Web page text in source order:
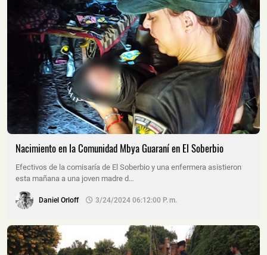
Nacimiento en la Comunidad Mbya Guaraní en El Soberbio
Efectivos de la comisaría de El Soberbio y una enfermera asistieron
esta mañana a una joven madre d…
Daniel Orloff 3/24/2024 06:12:00 P. M.